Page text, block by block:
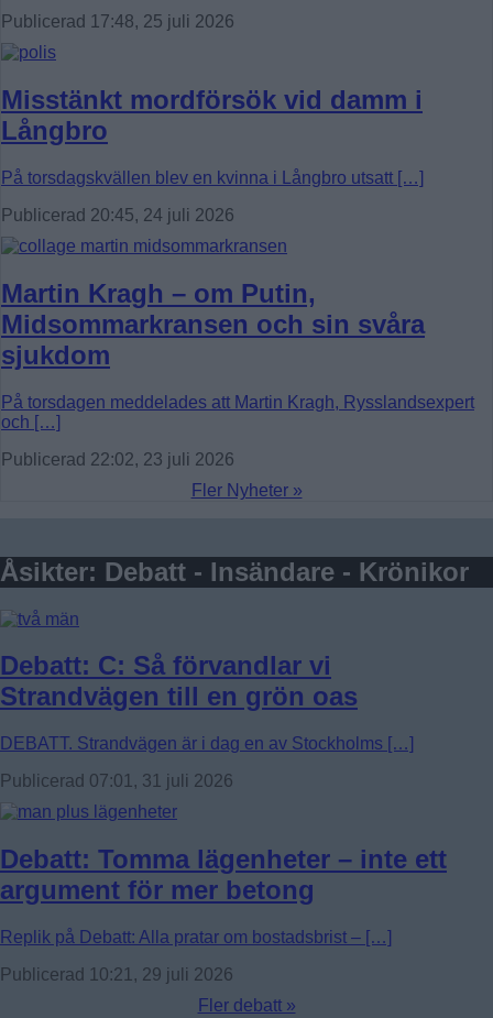
Publicerad 17:48, 25 juli 2026
Misstänkt mordförsök vid damm i
Långbro
På torsdagskvällen blev en kvinna i Långbro utsatt […]
Publicerad 20:45, 24 juli 2026
Martin Kragh – om Putin,
Midsommarkransen och sin svåra
sjukdom
På torsdagen meddelades att Martin Kragh, Rysslandsexpert
och […]
Publicerad 22:02, 23 juli 2026
Fler Nyheter »
Åsikter: Debatt - Insändare - Krönikor
Debatt: C: Så förvandlar vi
Strandvägen till en grön oas
DEBATT. Strandvägen är i dag en av Stockholms […]
Publicerad 07:01, 31 juli 2026
Debatt: Tomma lägenheter – inte ett
argument för mer betong
Replik på Debatt: Alla pratar om bostadsbrist – […]
Publicerad 10:21, 29 juli 2026
Fler debatt »